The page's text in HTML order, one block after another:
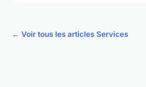
← Voir tous les articles Services